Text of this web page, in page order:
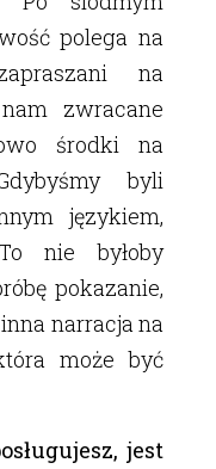
polega na
na
zwracane
środki na
byli
językiem,
nie byłoby
pokazanie,
narracja na
może być
jest